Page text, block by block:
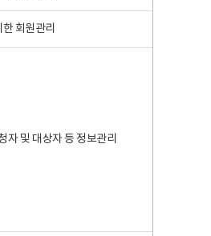
회원관리
자 및 대상자 등 정보관리